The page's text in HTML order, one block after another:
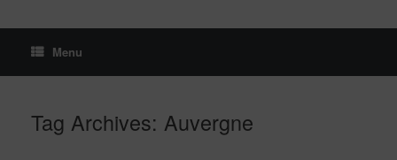
Menu
Tag Archives: Auvergne